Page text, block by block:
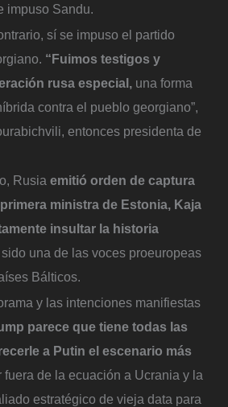
impuso Sandu.
sí se impuso el partido
“Fuimos testigos y
rusa especial, una forma
contra el pueblo georgiano”,
entonces presidenta de
Rusia emitió orden de captura
ministra de Estonia, Kaja
insultar la historia
una de las voces proeuropeas
Bálticos.
y las intenciones manifiestas
parece que tiene todas las
a Putin el escenario más
fuera de la ecuación a Ucrania y la
estratégico de vieja data para